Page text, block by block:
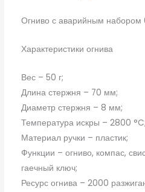
Огниво с аварийным набором
Характеристики огнива
Вес – 50 г;
Длина стержня – 70 мм;
Диаметр стержня – 8 мм;
Температура искры – 2800 °C;
Материал ручки – пластик;
Функции – огниво, компас,
гаечный ключ;
Ресурс огнива – 2000